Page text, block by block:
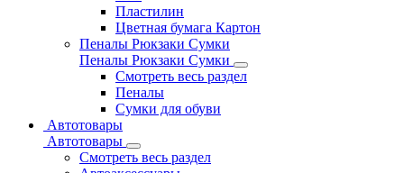
Пластилин
Цветная бумага Картон
Пеналы Рюкзаки Сумки
Пеналы Рюкзаки Сумки
Смотреть весь раздел
Пеналы
Сумки для обуви
Автотовары
Автотовары
Смотреть весь раздел